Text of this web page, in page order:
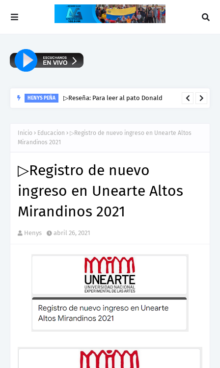
HENYS PEÑA ▷Reseña: Para leer al pato Donald
Inicio Educacion
▷Registro de nuevo ingreso en Unearte Altos
Mirandinos 2021
▷Registro de nuevo
ingreso en Unearte Altos
Mirandinos 2021
Henys abril 26, 2021